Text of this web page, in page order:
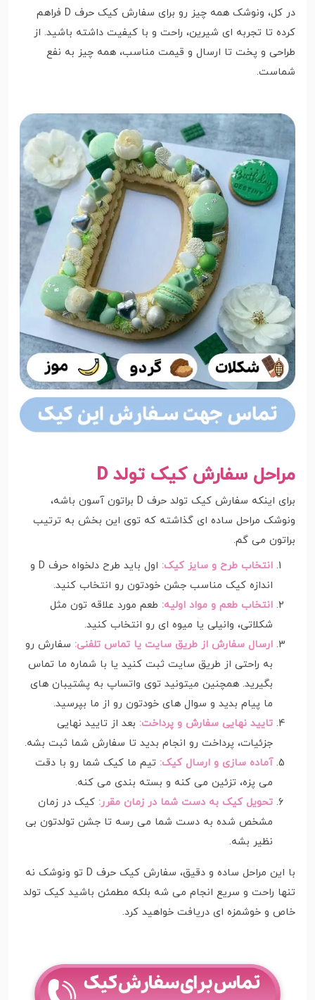
در کل، ونوشک همه چیز رو برای سفارش کیک حرف D فراهم
کرده تا تجربه ای شیرین، راحت و با کیفیت داشته باشید. از
طراحی و پخت تا ارسال و قیمت مناسب، همه چیز به نفع
شماست.
مراحل سفارش کیک تولد D
برای اینکه سفارش کیک تولد حرف D براتون آسون باشه،
ونوشک مراحل ساده ای گذاشته که توی این بخش به ترتیب
براتون می گم.
انتخاب طرح و سایز کیک:
اول باید طرح دلخواه حرف D و
اندازه کیک مناسب جشن خودتون رو انتخاب کنید.
انتخاب طعم و مواد اولیه: طعم مورد علاقه تون مثل
شکلاتی، وانیلی یا میوه ای رو انتخاب کنید.
ارسال سفارش از طریق سایت یا تماس تلفنی: سفارش رو
به راحتی از طریق سایت ثبت کنید یا با شماره ما تماس
بگیرید. همچنین میتونید توی واتساپ به پشتیبان های
ما پیام بدید و سوال های خودتون رو از ما بپرسید.
تایید نهایی سفارش و پرداخت: بعد از تایید نهایی
جزئیات، پرداخت رو انجام بدید تا سفارش شما ثبت بشه.
آماده سازی و ارسال کیک: تیم ما کیک شما رو با دقت
می پزه، تزئین می کنه و بسته بندی می کنه.
تحویل کیک به دست شما در زمان مقرر: کیک در زمان
مشخص شده به دست شما می رسه تا جشن تولدتون بی
نظیر بشه.
با این مراحل ساده و دقیق، سفارش کیک حرف D تو ونوشک نه
تنها راحت و سریع انجام می شه بلکه مطمئن باشید کیک تولد
خاص و خوشمزه ای دریافت خواهید کرد.